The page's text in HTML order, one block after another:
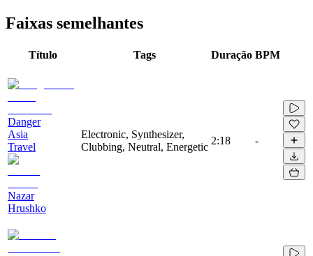
Faixas semelhantes
Título Tags Duração BPM
Danger
Asia
Travel
Nazar
Hrushko
Electronic, Synthesizer,
Clubbing, Neutral, Energetic
2:18 -